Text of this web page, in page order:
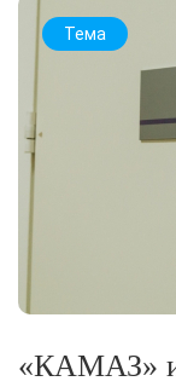
Тема
«КАМАЗ»